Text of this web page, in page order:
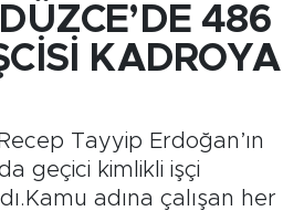
486
KADROYA
Tayyip Erdoğan’ın
geçici kimlikli işçi
adına çalışan her
Haritası
Durumu ve Fikstür